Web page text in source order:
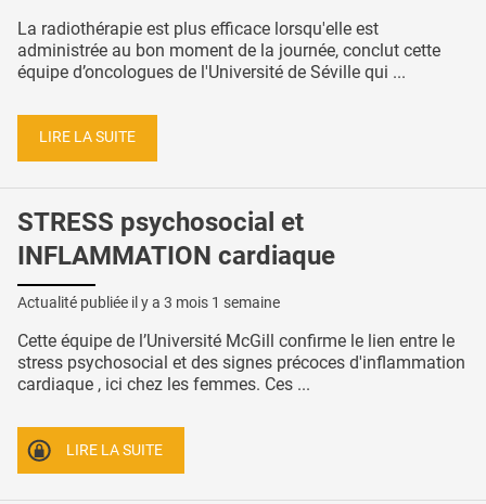
La radiothérapie est plus efficace lorsqu'elle est
administrée au bon moment de la journée, conclut cette
équipe d’oncologues de l'Université de Séville qui ...
LIRE LA SUITE
STRESS psychosocial et
INFLAMMATION cardiaque
Actualité publiée il y a 3 mois 1 semaine
Cette équipe de l’Université McGill confirme le lien entre le
stress psychosocial et des signes précoces d'inflammation
cardiaque , ici chez les femmes. Ces ...
LIRE LA SUITE